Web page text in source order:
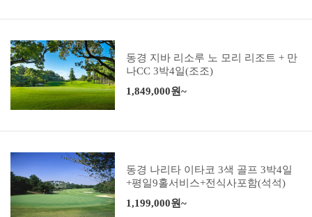
동경 지바 리소루 노 모리 리조트 + 만
나CC 3박4일(조조)
1,849,000원~
동경 나리타 이타코 3색 골프 3박4일
+평일9홀서비스+전식사포함(석석)
1,199,000원~